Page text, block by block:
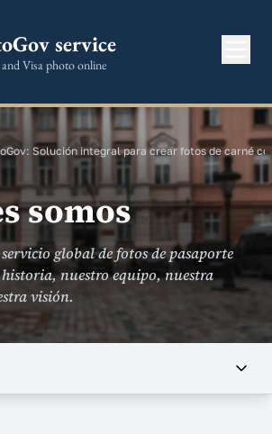
service
and Visa photo online
Solución integral para crear fotos de carné
somos
global de fotos de pasaporte
nuestro equipo, nuestra
visión.